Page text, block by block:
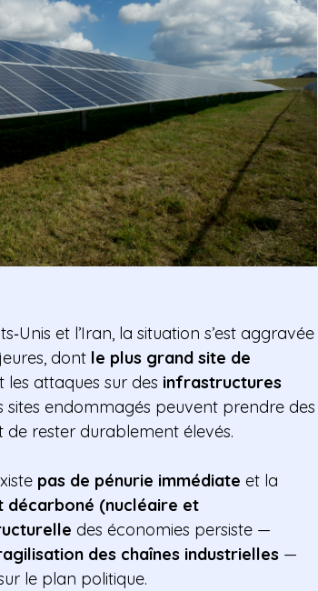
et l’Iran, la situation s’est aggravée
dont le plus grand site de
les attaques sur des infrastructures
sites endommagés peuvent prendre des
de rester durablement élevés.
pas de pénurie immédiate et la
(nucléaire et
des économies persiste —
des chaînes industrielles —
le plan politique.